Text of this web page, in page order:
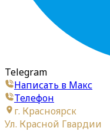
Telegram
Написать в Макс
Телефон
г. Красноярск
Ул. Красной Гвардии